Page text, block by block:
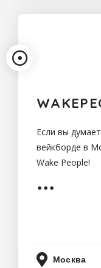
Если вы
вейкборде в
Wake People!
Москва